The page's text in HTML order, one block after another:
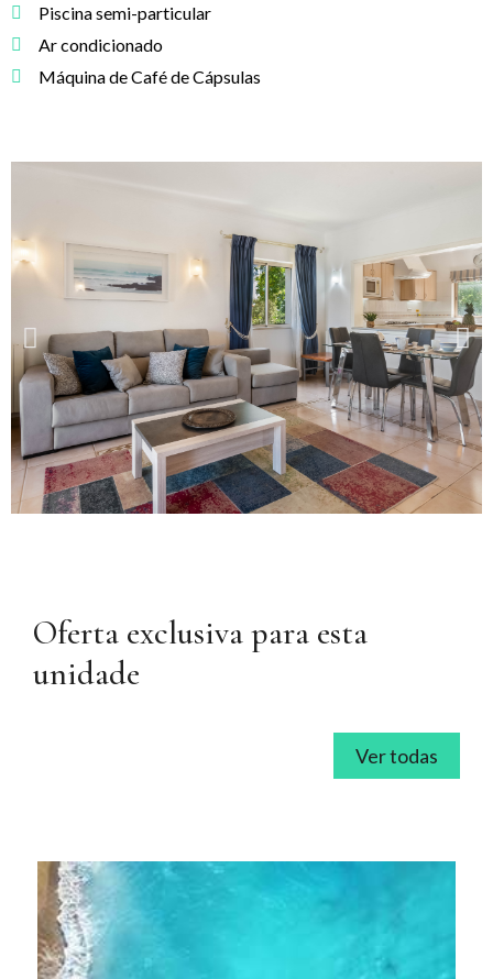
Piscina semi-particular
Ar condicionado
Máquina de Café de Cápsulas
Oferta exclusiva para esta
unidade
Ver todas